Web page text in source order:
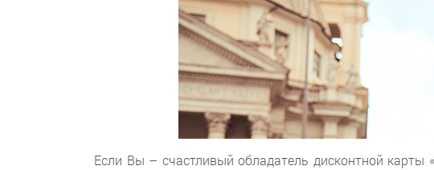
Если Вы – счастливый обладатель дисконтной